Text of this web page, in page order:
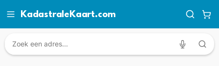
KadastraleKaart.com